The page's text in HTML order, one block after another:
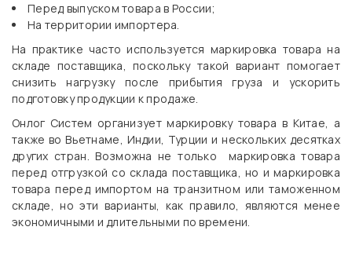
Перед выпуском товара в России;
На территории импортера.
На практике часто используется маркировка товара на
складе поставщика, поскольку такой вариант помогает
снизить нагрузку после прибытия груза и ускорить
подготовку продукции к продаже.
Онлог Систем организует маркировку товара в Китае, а
также во Вьетнаме, Индии, Турции и нескольких десятках
других стран. Возможна не только маркировка товара
перед отгрузкой со склада поставщика, но и маркировка
товара перед импортом на транзитном или таможенном
складе, но эти варианты, как правило, являются менее
экономичными и длительными по времени.